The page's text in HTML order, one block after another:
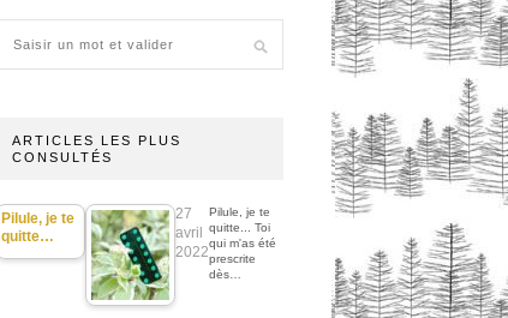
ARTICLES LES PLUS
CONSULTÉS
Pilule, je te
quitte…
27
avril
2022
Pilule, je te
quitte... Toi
qui m'as été
prescrite
dès…